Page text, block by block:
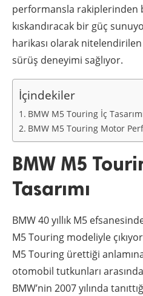
performansla rakiplerinden
kıskandıracak bir güç
harikası olarak
sürüş deneyimi sağlıyor.
İçindekiler
BMW M5 Touring İç
BMW M5 Touring Motor
BMW M5
Tasarımı
BMW 40 yıllık M5
M5 Touring modeliyle
M5 Touring ürettiği
otomobil tutkunları
BMW’nin 2007 yılında